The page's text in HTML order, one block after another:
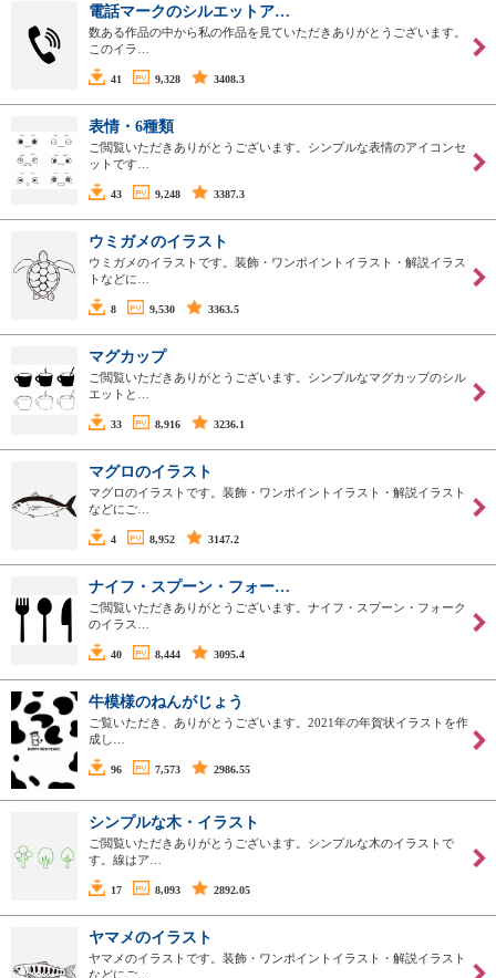
電話マークのシルエットア…
数ある作品の中から私の作品を見ていただきありがとうございます。
このイラ…
41 9,328 3408.3
表情・6種類
ご閲覧いただきありがとうございます。シンプルな表情のアイコンセ
ットです…
43 9,248 3387.3
ウミガメのイラスト
ウミガメのイラストです。装飾・ワンポイントイラスト・解説イラス
トなどに…
8 9,530 3363.5
マグカップ
ご閲覧いただきありがとうございます。シンプルなマグカップのシル
エットと…
33 8,916 3236.1
マグロのイラスト
マグロのイラストです。装飾・ワンポイントイラスト・解説イラスト
などにご…
4 8,952 3147.2
ナイフ・スプーン・フォー…
ご閲覧いただきありがとうございます。ナイフ・スプーン・フォーク
のイラス…
40 8,444 3095.4
牛模様のねんがじょう
ご覧いただき、ありがとうございます。2021年の年賀状イラストを作
成し…
96 7,573 2986.55
シンプルな木・イラスト
ご閲覧いただきありがとうございます。シンプルな木のイラストで
す。線はア…
17 8,093 2892.05
ヤマメのイラスト
ヤマメのイラストです。装飾・ワンポイントイラスト・解説イラスト
などにご…